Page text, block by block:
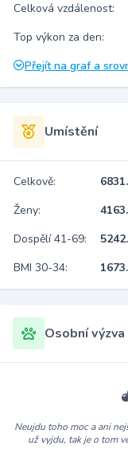
Celková vzdálenost:
Top výkon za den:
Přejít na graf a
Umístění
Celkově: 6831.
Ženy:
4163.
Dospělí 41-69:
5242.
BMI 30-34:
1673.
Osobní výzva
Neujdu toho moc a ani
už vyjdu, tak je o tom